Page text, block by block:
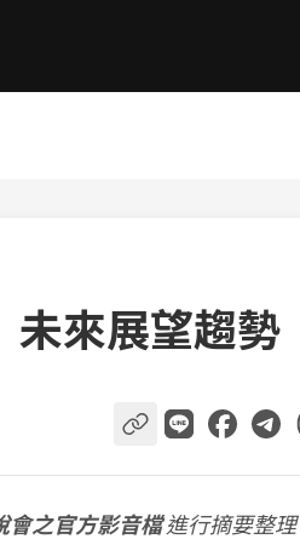
未來展望趨勢
會之官方影音檔進行摘要整